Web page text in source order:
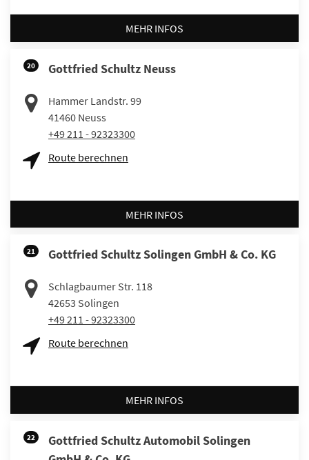
MEHR INFOS
20 Gottfried Schultz Neuss
Hammer Landstr. 99
41460 Neuss
+49 211 - 92323300
Route berechnen
MEHR INFOS
21 Gottfried Schultz Solingen GmbH & Co. KG
Schlagbaumer Str. 118
42653 Solingen
+49 211 - 92323300
Route berechnen
MEHR INFOS
22
Gottfried Schultz Automobil Solingen